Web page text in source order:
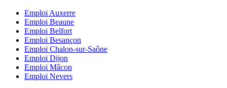
Emploi Auxerre
Emploi Beaune
Emploi Belfort
Emploi Besançon
Emploi Chalon-sur-Saône
Emploi Dijon
Emploi Mâcon
Emploi Nevers